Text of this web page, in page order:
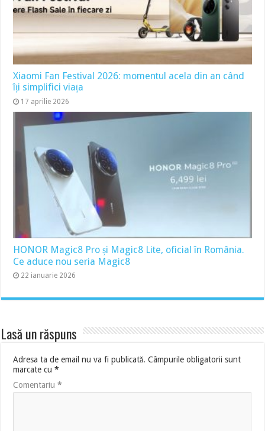
Xiaomi Fan Festival 2026: momentul acela din an când
îți simplifici viața
17 aprilie 2026
HONOR Magic8 Pro și Magic8 Lite, oficial în România.
Ce aduce nou seria Magic8
22 ianuarie 2026
Lasă un răspuns
Adresa ta de email nu va fi publicată. Câmpurile obligatorii sunt
marcate cu*
Comentariu*